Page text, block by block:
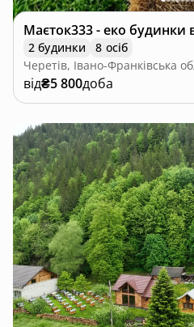
Маєток333 - еко будинки
2 будинки
8 осіб
Черетів, Івано-Франківська
від₴5 800доба